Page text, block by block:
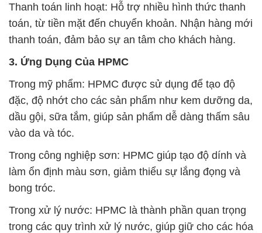
Thanh toán linh hoạt: Hỗ trợ nhiều hình thức thanh
toán, từ tiền mặt đến chuyển khoản. Nhận hàng mới
thanh toán, đảm bảo sự an tâm cho khách hàng.
3. Ứng Dụng Của HPMC
Trong mỹ phẩm: HPMC được sử dụng để tạo độ
đặc, độ nhớt cho các sản phẩm như kem dưỡng da,
dầu gội, sữa tắm, giúp sản phẩm dễ dàng thấm sâu
vào da và tóc.
Trong công nghiệp sơn: HPMC giúp tạo độ dính và
làm ổn định màu sơn, giảm thiểu sự lắng đọng và
bong tróc.
Trong xử lý nước: HPMC là thành phần quan trọng
trong các quy trình xử lý nước, giúp giữ cho các hóa